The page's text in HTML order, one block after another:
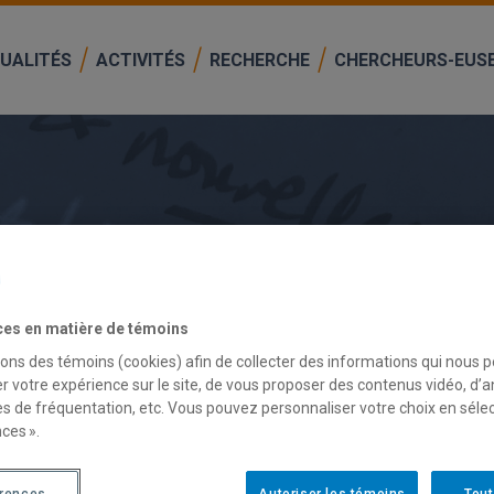
ACTIVITÉS RECHERCHE CHERCHEURS-
COMMUNAUTAIRE, LE
en matière de témoins
des témoins (cookies) afin de collecter des informations qui nous
votre expérience sur le site, de vous proposer des contenus vidéo,
de fréquentation, etc. Vous pouvez personnaliser votre choix en
».